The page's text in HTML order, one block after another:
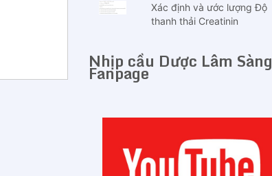
Xác định và ước lượng Độ
thanh thải Creatinin
Nhịp cầu Dược Lâm Sàng
Fanpage